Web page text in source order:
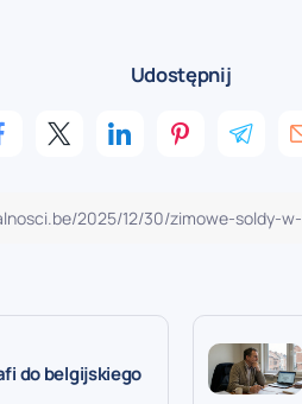
Udostępnij
do belgijskiego